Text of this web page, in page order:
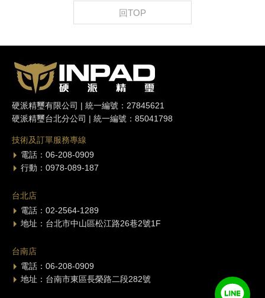
回TOP
硬派精璽有限公司 | 統一編號：27845621
硬派精璽台北分公司 | 統一編號：85041798
技術及訂單服務專線
電話：06-208-0909
行動：0978-089-187
台北店
電話：02-2564-1289
地址：台北市中山區松江路26巷2號1F
台南店
電話：06-208-0909
地址：台南市東區長榮路二段282號